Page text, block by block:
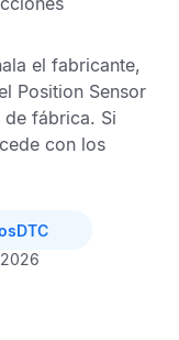
el fabricante,
Position Sensor
fábrica. Si
con los